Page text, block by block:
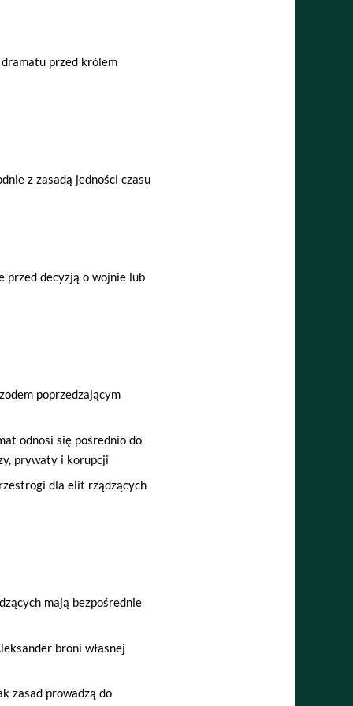
przed królem
z zasadą jedności czasu
przed decyzją o wojnie lub
poprzedzającym
odnosi się pośrednio do
prywaty i korupcji
dla elit rządzących
mają bezpośrednie
broni własnej
zasad prowadzą do